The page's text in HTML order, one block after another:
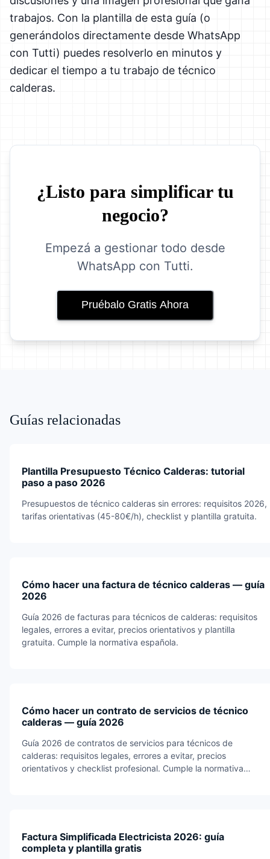
trabajos. Con la plantilla de esta guía (o
generándolos directamente desde WhatsApp
con Tutti) puedes resolverlo en minutos y
dedicar el tiempo a tu trabajo de técnico
calderas.
¿Listo para simplificar tu
negocio?
Empezá a gestionar todo desde
WhatsApp con Tutti.
Pruébalo Gratis Ahora
Guías relacionadas
Plantilla Presupuesto Técnico Calderas: tutorial
paso a paso 2026
Presupuestos de técnico calderas sin errores: requisitos 2026,
tarifas orientativas (45-80€/h), checklist y plantilla gratuita.
Cómo hacer una factura de técnico calderas — guía
2026
Guía 2026 de facturas para técnicos de calderas: requisitos
legales, errores a evitar, precios orientativos y plantilla
gratuita. Cumple la normativa española.
Cómo hacer un contrato de servicios de técnico
calderas — guía 2026
Guía 2026 de contratos de servicios para técnicos de
calderas: requisitos legales, errores a evitar, precios
orientativos y checklist profesional. Cumple la normativa
Factura Simplificada Electricista 2026: guía
completa y plantilla gratis